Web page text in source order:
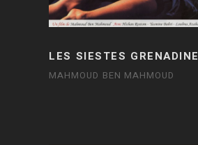
LES SIESTES GRENADINE
MAHMOUD BEN MAHMOUD